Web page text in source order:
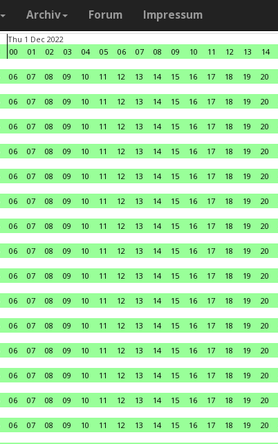
Archiv Forum Impressum
Thu 1 Dec 2022
00
01 02 03 04 05 06 07 08 09 10 11 12 13 14
06 07 08 09 10 11 12 13 14 15 16 17 18 19 20
06 07 08 09 10 11 12 13 14 15 16 17 18 19 20
06 07 08 09 10 11 12 13 14 15 16 17 18 19 20
06 07 08 09 10 11 12 13 14 15 16 17 18 19 20
06 07 08 09 10 11 12 13 14 15 16 17 18 19 20
06 07 08 09 10 11 12 13 14 15 16 17 18 19 20
06 07 08 09 10 11 12 13 14 15 16 17 18 19 20
06 07 08 09 10 11 12 13 14 15 16 17 18 19 20
06 07 08 09 10 11 12 13 14 15 16 17 18 19 20
06 07 08 09 10 11 12 13 14 15 16 17 18 19 20
06 07 08 09 10 11 12 13 14 15 16 17 18 19 20
06 07 08 09 10 11 12 13 14 15 16 17 18 19 20
06 07 08 09 10 11 12 13 14 15 16 17 18 19 20
06 07 08 09 10 11 12 13 14 15 16 17 18 19 20
06 07 08 09 10 11 12 13 14 15 16 17 18 19 20